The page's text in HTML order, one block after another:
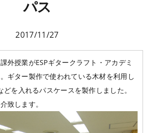
ESPヒストリー 学校の特長
パス
2017/11/27
外授業がESPギタークラフト・アカデミ
ギター製作で使われている木材を利用し
どを入れるパスケースを製作しました。
致します。